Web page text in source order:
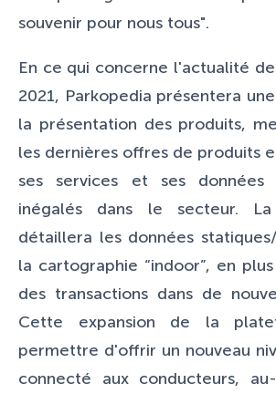
souvenir pour nous tous".
En ce qui concerne l'actualité
2021, Parkopedia présentera
la présentation des produits,
les dernières offres de produits
ses services et ses données
inégalés dans le secteur.
détaillera les données
la cartographie “indoor”, en
des transactions dans de
Cette expansion de la
permettre d'offrir un nouveau
connecté aux conducteurs,